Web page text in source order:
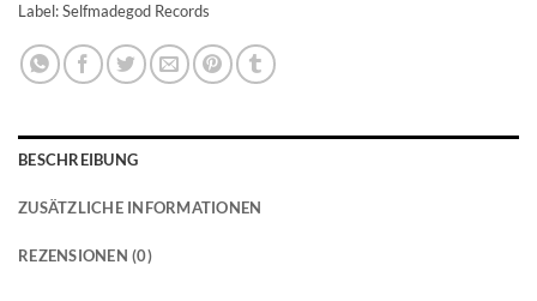
Label: Selfmadegod Records
BESCHREIBUNG
ZUSÄTZLICHE INFORMATIONEN
REZENSIONEN (0)